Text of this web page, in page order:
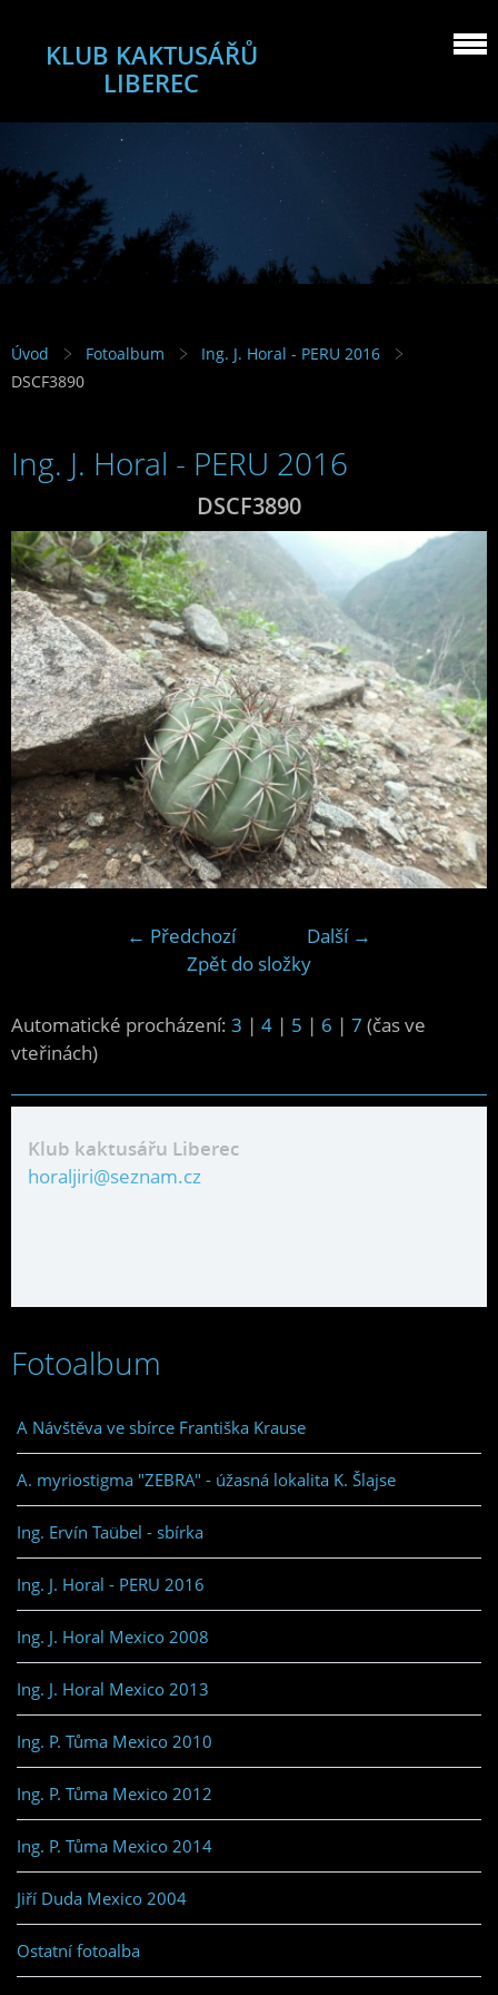
KLUB KAKTUSÁŘŮ
LIBEREC
Úvod Fotoalbum
Ing. J. Horal - PERU 2016
DSCF3890
Ing. J. Horal - PERU 2016
DSCF3890
← Předchozí
Další →
Zpět do složky
Automatické procházení: 3 | 4 | 5 | 6 | 7 (čas ve
vteřinách)
Klub kaktusářu Liberec
horaljiri@seznam.cz
Fotoalbum
A Návštěva ve sbírce Františka Krause
A. myriostigma "ZEBRA" - úžasná lokalita K. Šlajse
Ing. Ervín Taübel - sbírka
Ing. J. Horal - PERU 2016
Ing. J. Horal Mexico 2008
Ing. J. Horal Mexico 2013
Ing. P. Tůma Mexico 2010
Ing. P. Tůma Mexico 2012
Ing. P. Tůma Mexico 2014
Jiří Duda Mexico 2004
Ostatní fotoalba